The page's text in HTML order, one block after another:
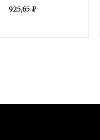
925,65 ₽